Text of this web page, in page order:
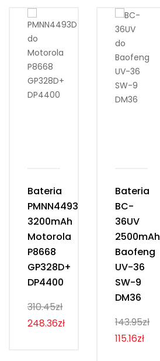
Bateria
PMNN4493D
3200mAh
Motorola
P8668
GP328D+
DP4400
310.45zł
248.36zł
Bateria
BC-
36UV
2500mAh
Baofeng
UV-36
SW-9
DM36
143.95zł
115.16zł